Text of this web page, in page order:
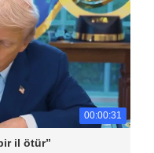
00:00:31
il ötür”